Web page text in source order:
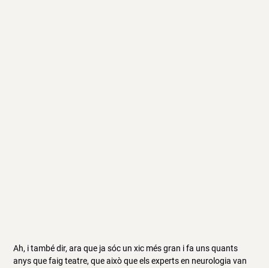
Ah, i també dir, ara que ja sóc un xic més gran i fa uns quants
anys que faig teatre, que això que els experts en neurologia van